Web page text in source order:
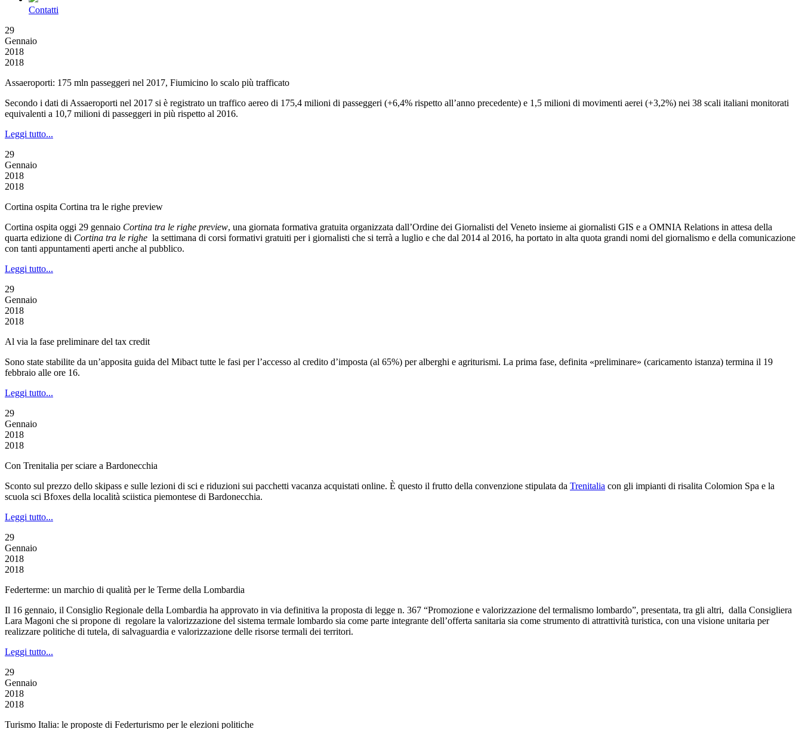
Contatti
29
Gennaio
2018
2018
Assaeroporti: 175 mln passeggeri nel 2017, Fiumicino lo scalo più trafficato
Secondo i dati di Assaeroporti nel 2017 si è registrato un traffico aereo di 175,4 milioni di passeggeri (+6,4% rispetto all’anno precedente) e 1,5 milioni di movimenti aerei (+3,2%) nei 38 scali italiani monitorati
equivalenti a 10,7 milioni di passeggeri in più rispetto al 2016.
Leggi tutto...
29
Gennaio
2018
2018
Cortina ospita Cortina tra le righe preview
Cortina ospita oggi 29 gennaio Cortina tra le righe preview, una giornata formativa gratuita organizzata dall’Ordine dei Giornalisti del Veneto insieme ai giornalisti GIS e a OMNIA Relations in attesa della
quarta edizione di Cortina tra le righe la settimana di corsi formativi gratuiti per i giornalisti che si terrà a luglio e che dal 2014 al 2016, ha portato in alta quota grandi nomi del giornalismo e della comunicazione
con tanti appuntamenti aperti anche al pubblico.
Leggi tutto...
29
Gennaio
2018
2018
Al via la fase preliminare del tax credit
Sono state stabilite da un’apposita guida del Mibact tutte le fasi per l’accesso al credito d’imposta (al 65%) per alberghi e agriturismi. La prima fase, definita «preliminare» (caricamento istanza) termina il 19
febbraio alle ore 16.
Leggi tutto...
29
Gennaio
2018
2018
Con Trenitalia per sciare a Bardonecchia
Sconto sul prezzo dello skipass e sulle lezioni di sci e riduzioni sui pacchetti vacanza acquistati online. È questo il frutto della convenzione stipulata da Trenitalia con gli impianti di risalita Colomion Spa e la
scuola sci Bfoxes della località sciistica piemontese di Bardonecchia.
Leggi tutto...
29
Gennaio
2018
2018
Federterme: un marchio di qualità per le Terme della Lombardia
Il 16 gennaio, il Consiglio Regionale della Lombardia ha approvato in via definitiva la proposta di legge n. 367 “Promozione e valorizzazione del termalismo lombardo”, presentata, tra gli altri, dalla Consigliera
Lara Magoni che si propone di regolare la valorizzazione del sistema termale lombardo sia come parte integrante dell’offerta sanitaria sia come strumento di attrattività turistica, con una visione unitaria per
realizzare politiche di tutela, di salvaguardia e valorizzazione delle risorse termali dei territori.
Leggi tutto...
29
Gennaio
2018
2018
Turismo Italia: le proposte di Federturismo per le elezioni politiche